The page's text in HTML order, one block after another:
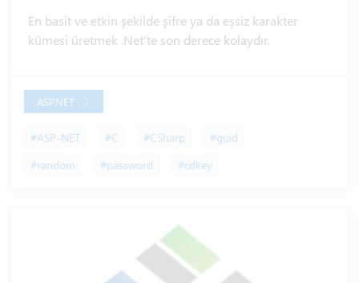
En basit ve etkin şekilde şifre ya da eşsiz karakter
kümesi üretmek .Net'te son derece kolaydır.
ASP.NET
#ASP-NET #C #CSharp
#guid
#random
#password #cdkey